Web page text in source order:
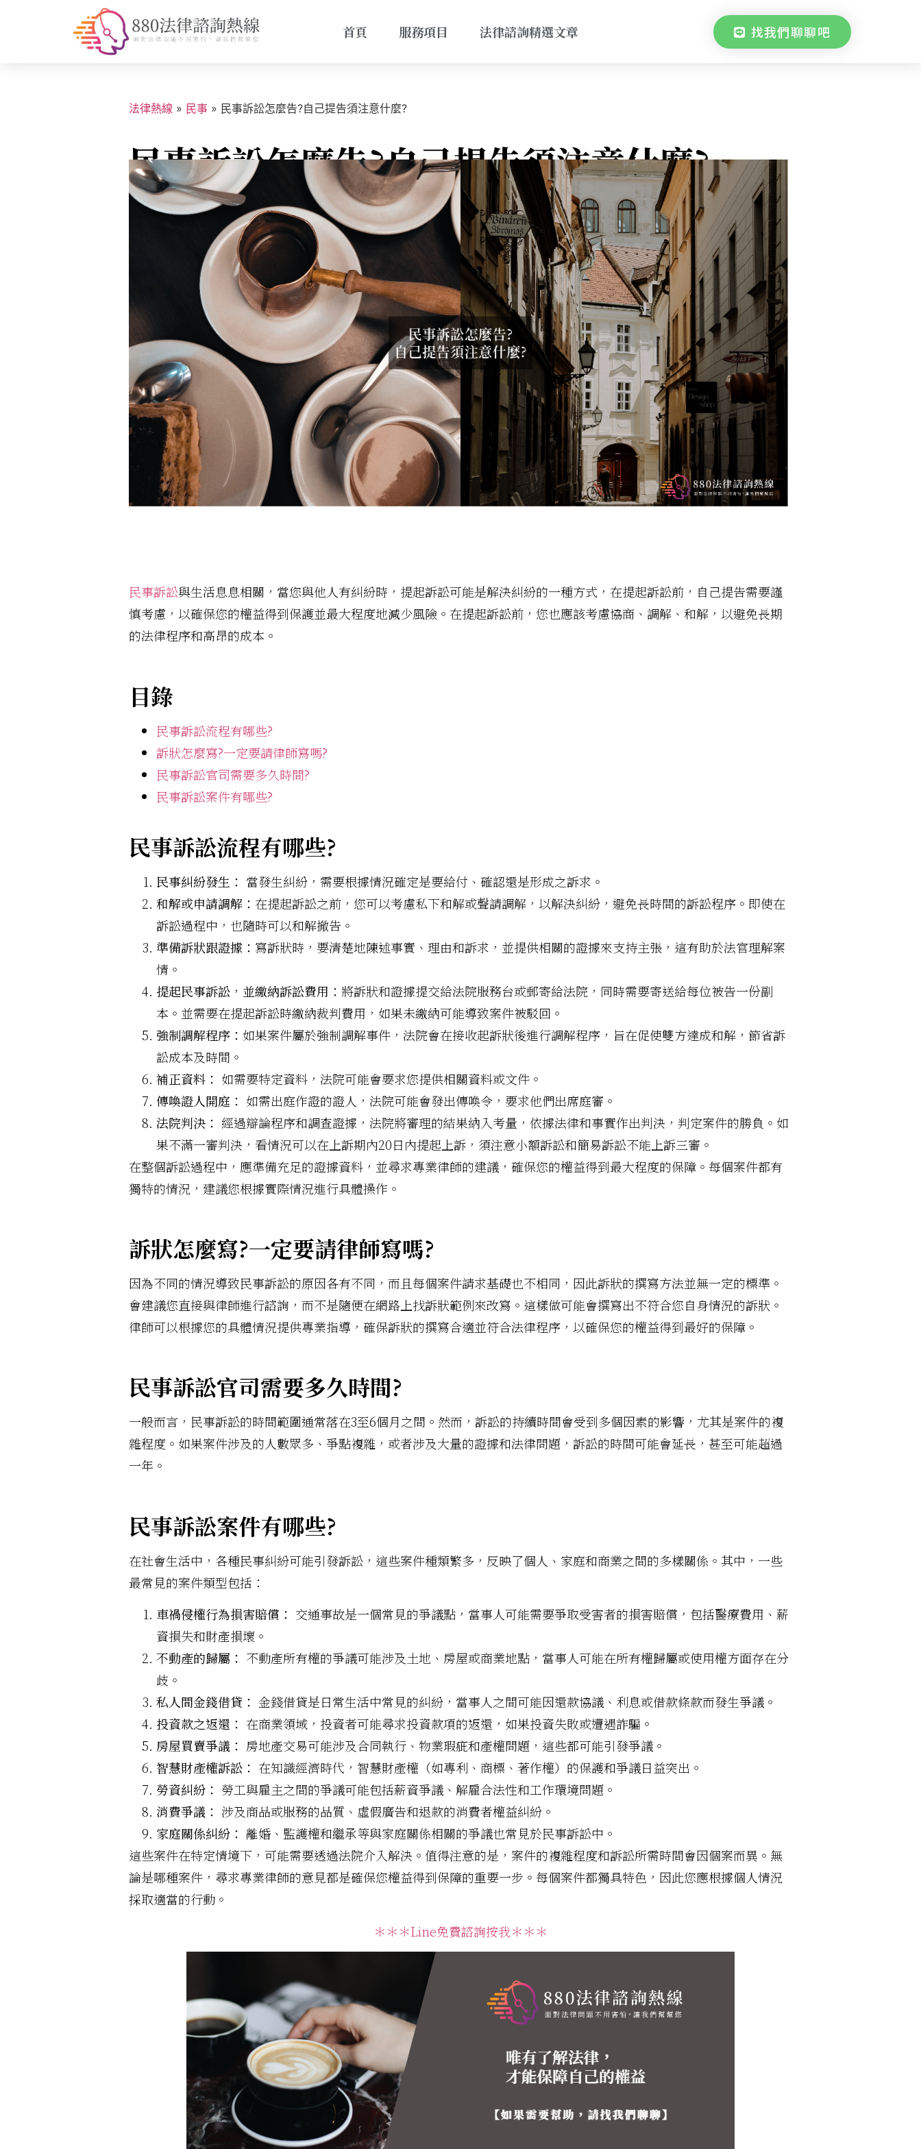
首頁 服務項目 法律諮詢精選文章 找我們聊聊吧
法律熱線 » 民事 » 民事訴訟怎麼告?自己提告須注意什麼?
民事訴訟怎麼告?自己提告須注意什麼?
民事訴訟與生活息息相關，當您與他人有糾紛時，提起訴訟可能是解決糾紛的一種方式，在提起訴訟前，自己提告需要謹
慎考慮，以確保您的權益得到保護並最大程度地減少風險。在提起訴訟前，您也應該考慮協商、調解、和解，以避免長期
的法律程序和高昂的成本。
目錄
民事訴訟流程有哪些?
訴狀怎麼寫?一定要請律師寫嗎?
民事訴訟官司需要多久時間?
民事訴訟案件有哪些?
民事訴訟流程有哪些?
民事糾紛發生： 當發生糾紛，需要根據情況確定是要給付、確認還是形成之訴求。
和解或申請調解： 在提起訴訟之前，您可以考慮私下和解或聲請調解，以解決糾紛，避免長時間的訴訟程序。即使在
訴訟過程中，也隨時可以和解撤告。
準備訴狀跟證據：寫訴狀時，要清楚地陳述事實、理由和訴求，並提供相關的證據來支持主張，這有助於法官理解案
情。
提起民事訴訟 ， 並繳納訴訟費用：將訴狀和證據提交給法院服務台或郵寄給法院，同時需要寄送給每位被告一份副
本。並需要在提起訴訟時繳納裁判費用，如果未繳納可能導致案件被駁回。
強制調解程序： 如果案件屬於強制調解事件，法院會在接收起訴狀後進行調解程序，旨在促使雙方達成和解，節省訴
訟成本及時間。
補正資料： 如需要特定資料，法院可能會要求您提供相關資料或文件。
傳喚證人開庭： 如需出庭作證的證人，法院可能會發出傳喚令，要求他們出席庭審。
法院判決： 經過辯論程序和調查證據，法院將審理的結果納入考量，依據法律和事實作出判決，判定案件的勝負。如
果不滿一審判決，看情況可以在上訴期內20日內提起上訴，須注意小額訴訟和簡易訴訟不能上訴三審。
在整個訴訟過程中，應準備充足的證據資料，並尋求專業律師的建議，確保您的權益得到最大程度的保障。每個案件都有
獨特的情況，建議您根據實際情況進行具體操作。
訴狀怎麼寫?一定要請律師寫嗎?
因為不同的情況導致民事訴訟的原因各有不同，而且每個案件請求基礎也不相同，因此訴狀的撰寫方法並無一定的標準。
會建議您直接與律師進行諮詢，而不是隨便在網路上找訴狀範例來改寫。這樣做可能會撰寫出不符合您自身情況的訴狀。
律師可以根據您的具體情況提供專業指導，確保訴狀的撰寫合適並符合法律程序，以確保您的權益得到最好的保障。
民事訴訟官司需要多久時間?
一般而言，民事訴訟的時間範圍通常落在3至6個月之間。然而，訴訟的持續時間會受到多個因素的影響，尤其是案件的複
雜程度。如果案件涉及的人數眾多、爭點複雜，或者涉及大量的證據和法律問題，訴訟的時間可能會延長，甚至可能超過
一年。
民事訴訟案件有哪些?
在社會生活中，各種民事糾紛可能引發訴訟，這些案件種類繁多，反映了個人、家庭和商業之間的多樣關係。其中，一些
最常見的案件類型包括：
車禍侵權行為損害賠償： 交通事故是一個常見的爭議點，當事人可能需要爭取受害者的損害賠償，包括醫療費用、薪
資損失和財產損壞。
不動產的歸屬： 不動產所有權的爭議可能涉及土地、房屋或商業地點，當事人可能在所有權歸屬或使用權方面存在分
歧。
私人間金錢借貸： 金錢借貸是日常生活中常見的糾紛，當事人之間可能因還款協議、利息或借款條款而發生爭議。
投資款之返還： 在商業領域，投資者可能尋求投資款項的返還，如果投資失敗或遭遇詐騙。
房屋買賣爭議： 房地產交易可能涉及合同執行、物業瑕疵和產權問題，這些都可能引發爭議。
智慧財產權訴訟： 在知識經濟時代，智慧財產權（如專利、商標、著作權）的保護和爭議日益突出。
勞資糾紛： 勞工與雇主之間的爭議可能包括薪資爭議、解雇合法性和工作環境問題。
消費爭議： 涉及商品或服務的品質、虛假廣告和退款的消費者權益糾紛。
家庭關係糾紛： 離婚、監護權和繼承等與家庭關係相關的爭議也常見於民事訴訟中。
這些案件在特定情境下，可能需要透過法院介入解決。值得注意的是，案件的複雜程度和訴訟所需時間會因個案而異。無
論是哪種案件，尋求專業律師的意見都是確保您權益得到保障的重要一步。每個案件都獨具特色，因此您應根據個人情況
採取適當的行動。
＊＊＊Line免費諮詢按我＊＊＊